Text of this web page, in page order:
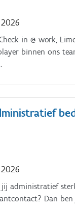
in @ work,
binnen ons
administratief
Dan